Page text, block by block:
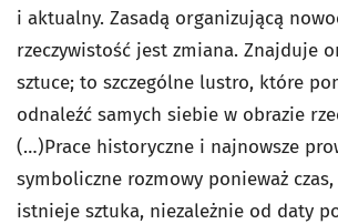
i aktualny. Zasadą organizującą
rzeczywistość jest zmiana. Znajduje
sztuce; to szczególne lustro, które
odnaleźć samych siebie w obrazie
(…)Prace historyczne i najnowsze
symboliczne rozmowy ponieważ
istnieje sztuka, niezależnie od daty